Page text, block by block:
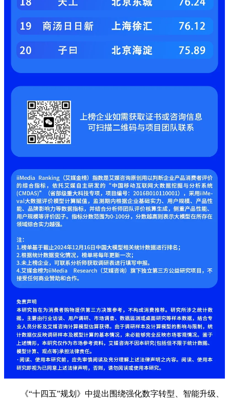
《“十四五”规划》中提出围绕强化数字转型、智能升级、